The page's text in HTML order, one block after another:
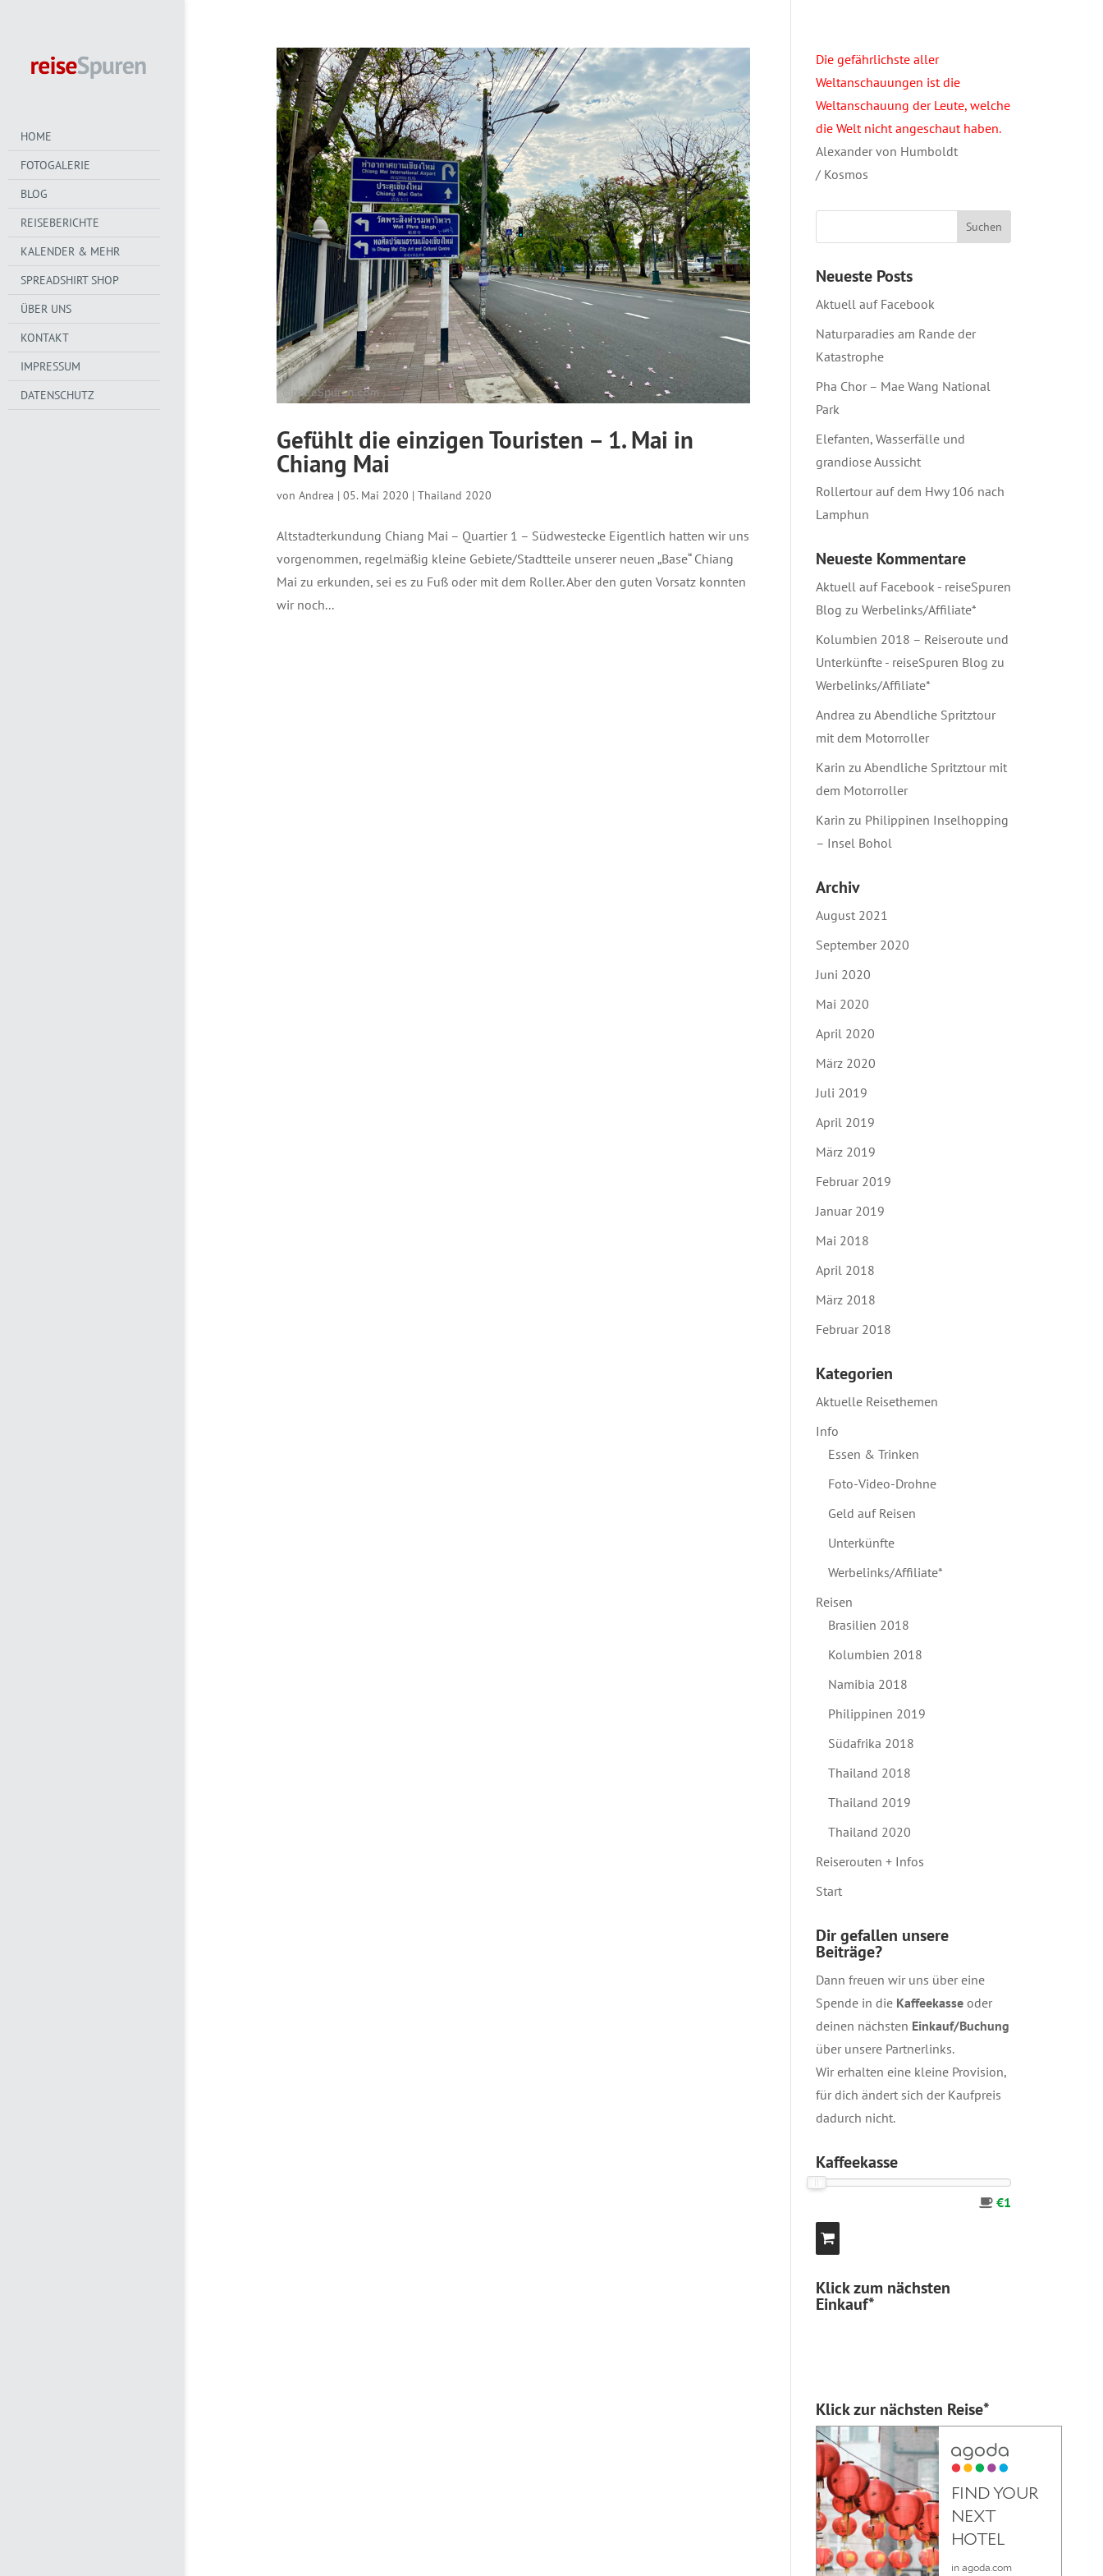
HOME
FOTOGALERIE
BLOG
REISEBERICHTE
KALENDER & MEHR
SPREADSHIRT SHOP
ÜBER UNS
KONTAKT
IMPRESSUM
DATENSCHUTZ
Gefühlt die einzigen Touristen – 1. Mai in
Chiang Mai
von Andrea | 05. Mai 2020 | Thailand 2020
Altstadterkundung Chiang Mai – Quartier 1 – Südwestecke Eigentlich hatten wir uns
vorgenommen, regelmäßig kleine Gebiete/Stadtteile unserer neuen „Base“ Chiang
Mai zu erkunden, sei es zu Fuß oder mit dem Roller. Aber den guten Vorsatz konnten
wir noch...
Die gefährlichste aller
Weltanschauungen ist die
Weltanschauung der Leute, welche
die Welt nicht angeschaut haben.
Alexander von Humboldt
/ Kosmos
Neueste Posts
Aktuell auf Facebook
Naturparadies am Rande der
Katastrophe
Pha Chor – Mae Wang National
Park
Elefanten, Wasserfälle und
grandiose Aussicht
Rollertour auf dem Hwy 106 nach
Lamphun
Neueste Kommentare
Aktuell auf Facebook - reiseSpuren
Blog zu Werbelinks/Affiliate*
Kolumbien 2018 – Reiseroute und
Unterkünfte - reiseSpuren Blog zu
Werbelinks/Affiliate*
Andrea zu Abendliche Spritztour
mit dem Motorroller
Karin zu Abendliche Spritztour mit
dem Motorroller
Karin zu Philippinen Inselhopping
– Insel Bohol
Archiv
August 2021
September 2020
Juni 2020
Mai 2020
April 2020
März 2020
Juli 2019
April 2019
März 2019
Februar 2019
Januar 2019
Mai 2018
April 2018
März 2018
Februar 2018
Kategorien
Aktuelle Reisethemen
Info
Essen & Trinken
Foto-Video-Drohne
Geld auf Reisen
Unterkünfte
Werbelinks/Affiliate*
Reisen
Brasilien 2018
Kolumbien 2018
Namibia 2018
Philippinen 2019
Südafrika 2018
Thailand 2018
Thailand 2019
Thailand 2020
Reiserouten + Infos
Start
Dir gefallen unsere
Beiträge?
Dann freuen wir uns über eine
Spende in die Kaffeekasseoder
deinen nächsten Einkauf/Buchung
über unsere Partnerlinks.
Wir erhalten eine kleine Provision,
für dich ändert sich der Kaufpreis
dadurch nicht.
Kaffeekasse
€1
Klick zum nächsten
Einkauf*
Klick zur nächsten Reise*